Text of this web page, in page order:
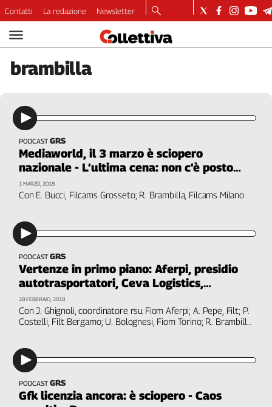
Video
Podcast
Dirette
Economia
Lavoro
Ambiente
Diritti
Welfare
Italia
Culture
Categorie
Filcams
Filctem
Fillea
Filt
Fisac
Flai
Flc
Contatti La redazione Newsletter
brambilla
PODCAST GRS
Mediaworld, il 3 marzo è sciopero
nazionale - L’ultima cena: non c’è posto
per i lavoratori
Con E. Bucci, Filcams Grosseto; R. Brambilla, Filcams Milano
1 MARZO, 2018
PODCAST GRS
Vertenze in primo piano: Aferpi, presidio
autotrasportatori, Ceva Logistics,
Embraco, Gfk
Con J. Ghignoli, coordinatore rsu Fiom Aferpi; A. Pepe, Filt; P.
Costelli, Filt Bergamo; U. Bolognesi, Fiom Torino; R. Brambilla,
28 FEBBRAIO, 2018
PODCAST GRS
Gfk licenzia ancora: è sciopero - Caos